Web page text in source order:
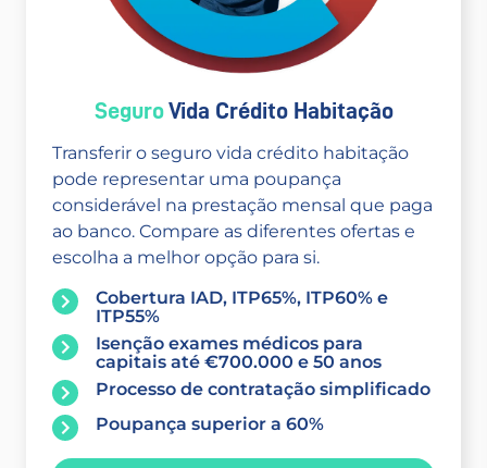
SeguroVida Crédito Habitação
Transferir o seguro vida crédito habitação
pode representar uma poupança
considerável na prestação mensal que paga
ao banco. Compare as diferentes ofertas e
escolha a melhor opção para si.
Cobertura IAD, ITP65%, ITP60% e
ITP55%
Isenção exames médicos para
capitais até €700.000 e 50 anos
Processo de contratação simplificado
Poupança superior a 60%